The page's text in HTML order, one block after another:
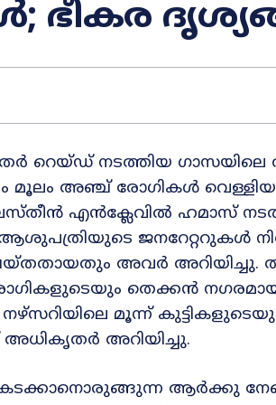
ഭീകര
റെയ്ഡ് നടത്തിയ
അഞ്ച് രോഗികൾ
എൻക്ലേവിൽ ഹമാസ്
ആശുപത്രിയുടെ ജനറേറ്ററുകൾ
അവർ അറിയിച്ചു.
തെക്കൻ
മൂന്ന്
അറിയിച്ചു.
ആർക്കു